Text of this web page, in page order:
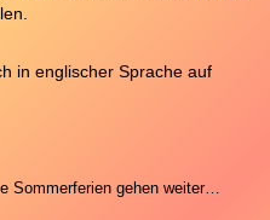
in englischer Sprache auf
Sommerferien gehen weiter…